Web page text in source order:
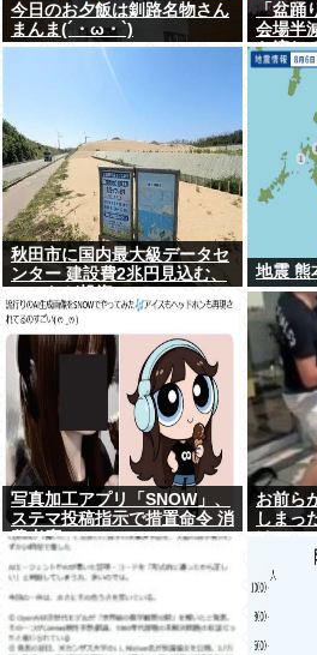
今日のお夕飯は釧路名物さん
まんま(´・ω・`)
「盆踊
会場半
ら流れ
レント
秋田市に国内最大級データセ
ンター 建設費2兆円見込む、
地震 熊
写真加工アプリ「SNOW」、
ステマ投稿指示で措置命令 消
費者庁
お前ら
しまっ